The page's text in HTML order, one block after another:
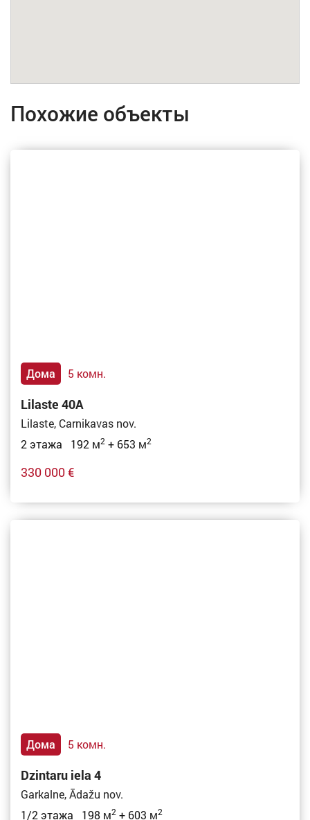
Похожие объекты
Дома 5 комн.
Lilaste 40A
Lilaste, Carnikavas nov.
2 этажа 192 м2 + 653 м2
330 000 €
Дома 5 комн.
Dzintaru iela 4
Garkalne, Ādažu nov.
1/2 этажа 198 м2 + 603 м2